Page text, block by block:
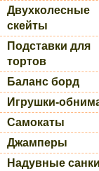
Двухколесные
скейты
Подставки для
тортов
Баланс борд
Игрушки-
Самокаты
Джамперы
Надувные санки